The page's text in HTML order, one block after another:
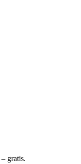
gratis.